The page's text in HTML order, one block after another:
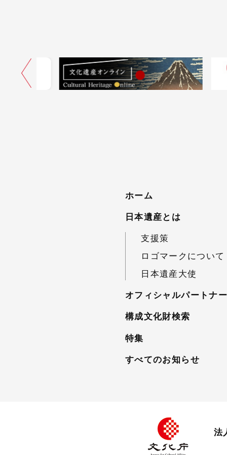
ホーム
日本遺産とは
支援策
ロゴマークについて
日本遺産大使
オフィシャルパートナ
構成文化財検索
特集
すべてのお知らせ
法